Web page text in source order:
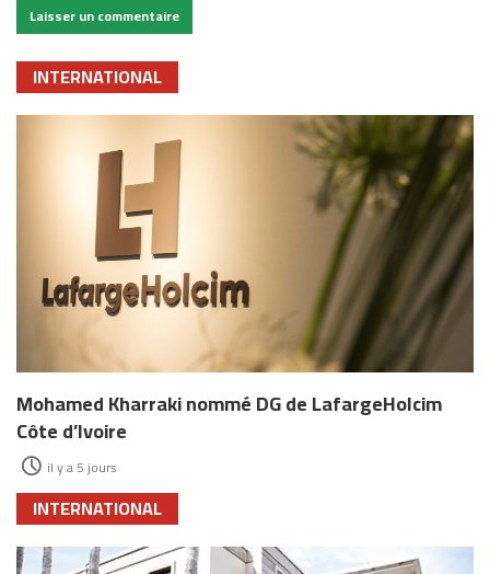
INTERNATIONAL
Mohamed Kharraki nommé DG de LafargeHolcim
Côte d’Ivoire
il y a 5 jours
INTERNATIONAL